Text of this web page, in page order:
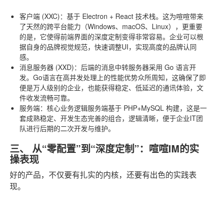
客户端 (XXC)：基于 Electron + React 技术栈。这为喧喧带来
了天然的跨平台能力（Windows、macOS、Linux），更重要
的是，它使得前端界面的深度定制变得非常容易。企业可以根
据自身的品牌视觉规范，快速调整UI，实现高度的品牌认同
感。
消息服务器 (XXD)：后端的消息中转服务器采用 Go 语言开
发。Go语言在高并发处理上的性能优势众所周知，这确保了即
便是万人级别的企业，也能获得稳定、低延迟的通讯体验，文
件收发流畅可靠。
服务端：核心业务逻辑服务端基于 PHP+MySQL 构建，这是一
套成熟稳定、开发生态完善的组合，逻辑清晰，便于企业IT团
队进行后期的二次开发与维护。
三、 从“零配置”到“深度定制”：喧喧IM的实
操表现
好的产品，不仅要有扎实的内核，还要有出色的实践表
现。